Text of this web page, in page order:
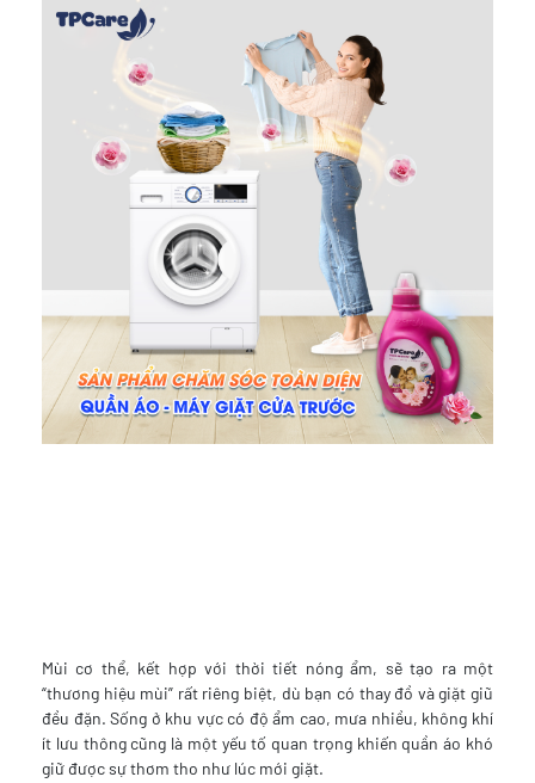
Mùi cơ thể, kết hợp với thời tiết nóng ẩm, sẽ tạo ra một
“thương hiệu mùi” rất riêng biệt, dù bạn có thay đồ và giặt giũ
đều đặn. Sống ở khu vực có độ ẩm cao, mưa nhiều, không khí
ít lưu thông cũng là một yếu tố quan trọng khiến quần áo khó
giữ được sự thơm tho như lúc mới giặt.